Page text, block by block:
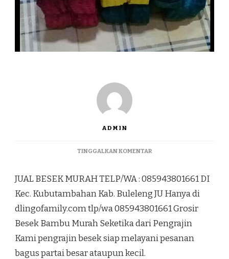
ADMIN
TINGGALKAN KOMENTARPADA
MURAH
TELP/WA
:
085943801661
KEC.
KUBUTAMBAHAN
JUAL BESEK MURAH TELP/WA : 085943801661 DI
Kec. Kubutambahan Kab. Buleleng JU Hanya di
dlingofamily.com tlp/wa 085943801661 Grosir
Besek Bambu Murah Seketika dari Pengrajin
Kami pengrajin besek siap melayani pesanan
bagus partai besar ataupun kecil.